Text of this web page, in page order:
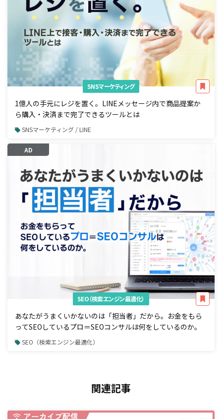
SNSマーケティング
1億人の手元にレジを置く。LINEメッセージ内で商品提案か
ら購入・決済まで完了できるツールとは
SNSマーケティング / LINE
AD
SEO（検索エンジン最適化）
あなたがうまくいかないのは「担当者」だから。お金をもら
ってSEOしているプロ＝SEOコンサルは何をしているのか。
SEO（検索エンジン最適化）
関連記事